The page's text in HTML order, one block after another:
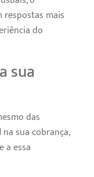
mais
do
sua
das
na sua cobrança,
a essa